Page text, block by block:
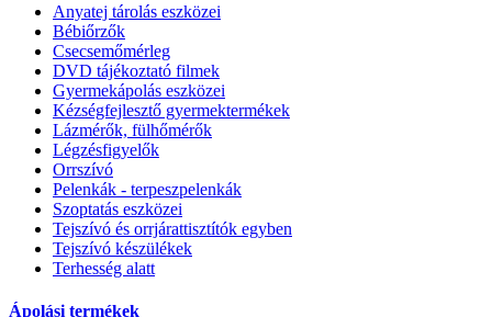
Anyatej tárolás eszközei
Bébiőrzők
Csecsemőmérleg
DVD tájékoztató filmek
Gyermekápolás eszközei
Kézségfejlesztő gyermektermékek
Lázmérők, fülhőmérők
Légzésfigyelők
Orrszívó
Pelenkák - terpeszpelenkák
Szoptatás eszközei
Tejszívó és orrjárattisztítók egyben
Tejszívó készülékek
Terhesség alatt
Ápolási termékek